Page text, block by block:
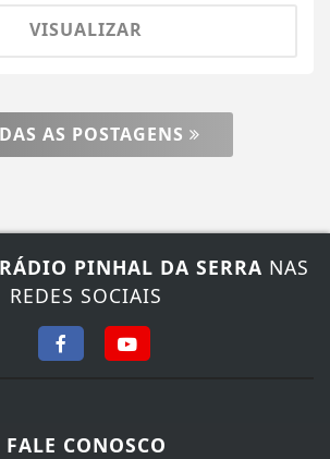
VISUALIZAR
AS POSTAGENS
RÁDIO PINHAL DA SERRA NAS
REDES SOCIAIS
FALE CONOSCO